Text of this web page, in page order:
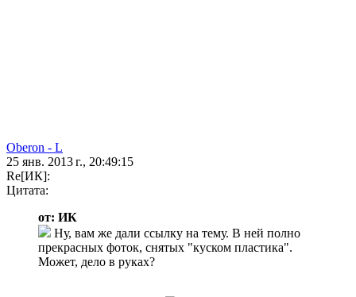
Oberon - L
25 янв. 2013 г., 20:49:15
Re[ИК]:
Цитата:
от: ИК
Ну, вам же дали ссылку на тему. В ней полно
прекрасных фоток, снятых "куском пластика".
Может, дело в руках?